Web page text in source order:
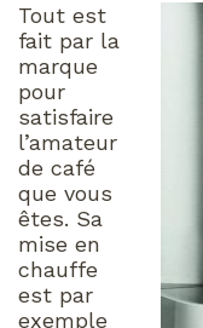
Tout est
fait par la
marque
pour
satisfaire
l’amateur
de café
que vous
êtes. Sa
mise en
chauffe
est par
exemple